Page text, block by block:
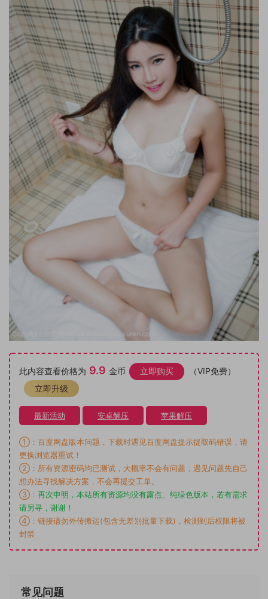
此内容查看价格为 9.9 金币 立即购买
（VIP免费）
立即升级
最新活动 安卓解压 苹果解压
①：百度网盘版本问题，下载时遇见百度网盘提示提取码错误，请
更换浏览器重试！
②：所有资源密码均已测试，大概率不会有问题，遇见问题先自己
想办法寻找解决方案，不会再提交工单。
③： 再次申明，本站所有资源均没有露点、纯绿色版本，若有需求
请另寻，谢谢！
④：链接请勿外传搬运(包含无差别批量下载)，检测到后权限将被
封禁
常见问题